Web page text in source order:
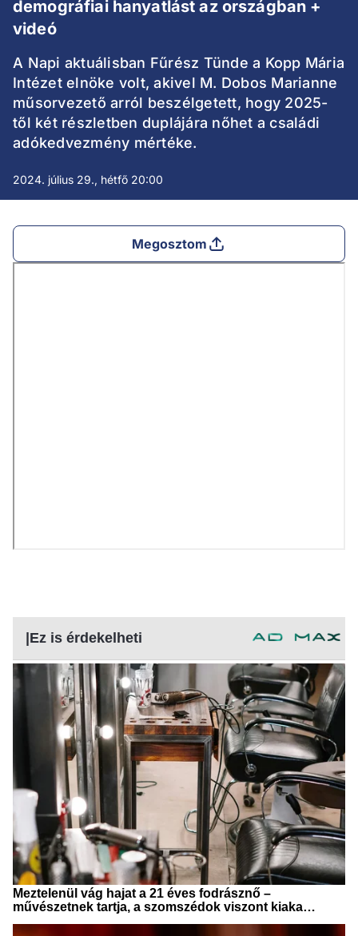
demográfiai hanyatlást az országban +
videó
A Napi aktuálisban Fűrész Tünde a Kopp Mária
Intézet elnöke volt, akivel M. Dobos Marianne
műsorvezető arról beszélgetett, hogy 2025-
től két részletben duplájára nőhet a családi
adókedvezmény mértéke.
2024. július 29., hétfő 20:00
Megosztom